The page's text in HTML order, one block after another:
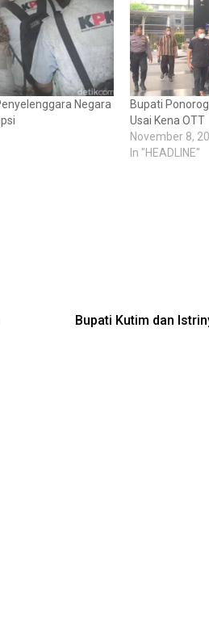
Negara
Bupati
Usai Kena OTT
November 8,
In "HEADLINE"
Bupati Kutim dan